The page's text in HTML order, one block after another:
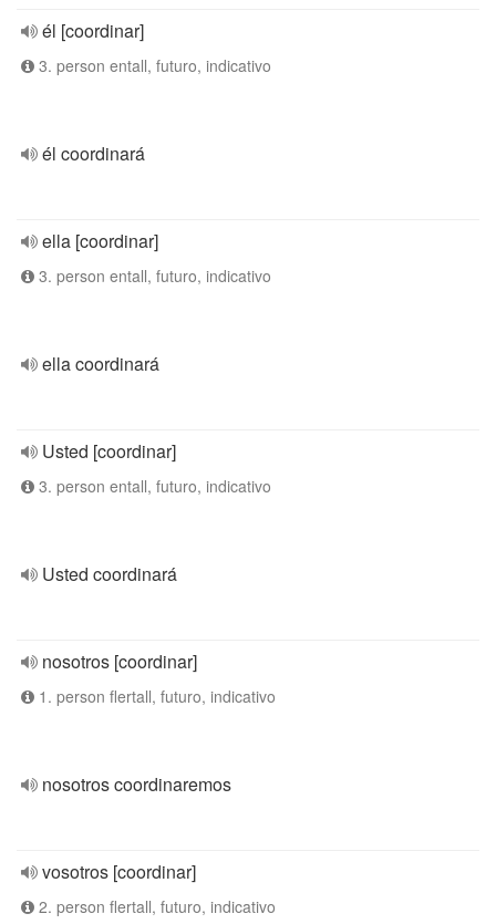
él [coordinar]
3. person entall, futuro, indicativo
él coordinará
ella [coordinar]
3. person entall, futuro, indicativo
ella coordinará
Usted [coordinar]
3. person entall, futuro, indicativo
Usted coordinará
nosotros [coordinar]
1. person flertall, futuro, indicativo
nosotros coordinaremos
vosotros [coordinar]
2. person flertall, futuro, indicativo